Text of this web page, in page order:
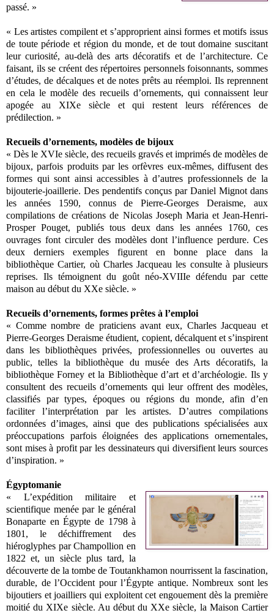
passé. »
« Les artistes compilent et s’approprient ainsi formes et motifs issus
de toute période et région du monde, et de tout domaine suscitant
leur curiosité, au-delà des arts décoratifs et de l’architecture. Ce
faisant, ils se créent des répertoires personnels foisonnants, sommes
d’études, de décalques et de notes prêts au réemploi. Ils reprennent
en cela le modèle des recueils d’ornements, qui connaissent leur
apogée au XIXe siècle et qui restent leurs références de
prédilection. »
Recueils d’ornements, modèles de bijoux
« Dès le XVIe siècle, des recueils gravés et imprimés de modèles de
bijoux, parfois produits par les orfèvres eux-mêmes, diffusent des
formes qui sont ainsi accessibles à d’autres professionnels de la
bijouterie-joaillerie. Des pendentifs conçus par Daniel Mignot dans
les années 1590, connus de Pierre-Georges Deraisme, aux
compilations de créations de Nicolas Joseph Maria et Jean-Henri-
Prosper Pouget, publiés tous deux dans les années 1760, ces
ouvrages font circuler des modèles dont l’influence perdure. Ces
deux derniers exemples figurent en bonne place dans la
bibliothèque Cartier, où Charles Jacqueau les consulte à plusieurs
reprises. Ils témoignent du goût néo-XVIIIe défendu par cette
maison au début du XXe siècle. »
Recueils d’ornements, formes prêtes à l’emploi
« Comme nombre de praticiens avant eux, Charles Jacqueau et
Pierre-Georges Deraisme étudient, copient, décalquent et s’inspirent
dans les bibliothèques privées, professionnelles ou ouvertes au
public, telles la bibliothèque du musée des Arts décoratifs, la
bibliothèque Forney et la Bibliothèque d’art et d’archéologie. Ils y
consultent des recueils d’ornements qui leur offrent des modèles,
classifiés par types, époques ou régions du monde, afin d’en
faciliter l’interprétation par les artistes. D’autres compilations
ordonnées d’images, ainsi que des publications spécialisées aux
préoccupations parfois éloignées des applications ornementales,
sont mises à profit par les dessinateurs qui diversifient leurs sources
d’inspiration. »
Égyptomanie
« L’expédition militaire et
scientifique menée par le général
Bonaparte en Égypte de 1798 à
1801, le déchiffrement des
hiéroglyphes par Champollion en
1822 et, un siècle plus tard, la
découverte de la tombe de Toutankhamon nourrissent la fascination,
durable, de l’Occident pour l’Égypte antique. Nombreux sont les
bijoutiers et joailliers qui exploitent cet engouement dès la première
moitié du XIXe siècle. Au début du XXe siècle, la Maison Cartier